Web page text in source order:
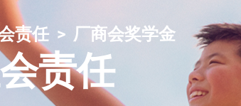
责任 厂商会奖学金
责任